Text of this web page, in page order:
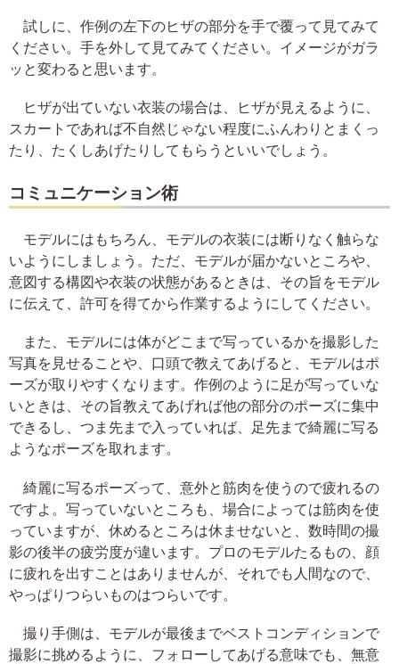
試しに、作例の左下のヒザの部分を手で覆って見てみて
ください。手を外して見てみてください。イメージがガラ
ッと変わると思います。
ヒザが出ていない衣装の場合は、ヒザが見えるように、
スカートであれば不自然じゃない程度にふんわりとまくっ
たり、たくしあげたりしてもらうといいでしょう。
コミュニケーション術
モデルにはもちろん、モデルの衣装には断りなく触らな
いようにしましょう。ただ、モデルが届かないところや、
意図する構図や衣装の状態があるときは、その旨をモデル
に伝えて、許可を得てから作業するようにしてください。
また、モデルには体がどこまで写っているかを撮影した
写真を見せることや、口頭で教えてあげると、モデルはポ
ーズが取りやすくなります。作例のように足が写っていな
いときは、その旨教えてあげれば他の部分のポーズに集中
できるし、つま先まで入っていれば、足先まで綺麗に写る
ようなポーズを取れます。
綺麗に写るポーズって、意外と筋肉を使うので疲れるの
ですよ。写っていないところも、場合によっては筋肉を使
っていますが、休めるところは休ませないと、数時間の撮
影の後半の疲労度が違います。プロのモデルたるもの、顔
に疲れを出すことはありませんが、それでも人間なので、
やっぱりつらいものはつらいです。
撮り手側は、モデルが最後までベストコンディションで
撮影に挑めるように、フォローしてあげる意味でも、無意